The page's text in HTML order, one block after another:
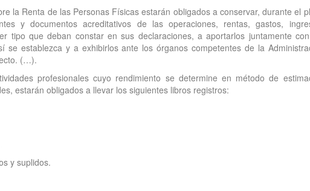
la Renta de las Personas Físicas estarán obligados a conservar, durante el
y documentos acreditativos de las operaciones, rentas, gastos,
tipo que deban constar en sus declaraciones, a aportarlos juntamente
se establezca y a exhibirlos ante los órganos competentes de la
(…).
profesionales cuyo rendimiento se determine en método de
estarán obligados a llevar los siguientes libros registros:
y suplidos.